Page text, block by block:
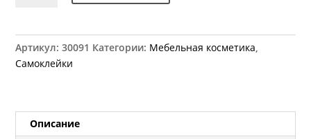
конфирмата
Артикул:30091 Категории: Мебельная косметика
Самоклейки
Описание